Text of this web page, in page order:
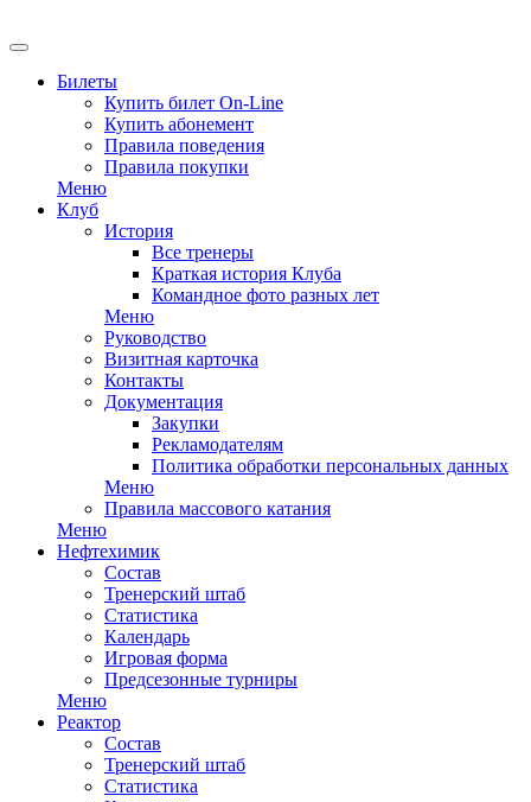
Билеты
Купить билет On-Line
Купить абонемент
Правила поведения
Правила покупки
Меню
Клуб
История
Все тренеры
Краткая история Клуба
Командное фото разных лет
Меню
Руководство
Визитная карточка
Контакты
Документация
Закупки
Рекламодателям
Политика обработки персональных данных
Меню
Правила массового катания
Меню
Нефтехимик
Состав
Тренерский штаб
Статистика
Календарь
Игровая форма
Предсезонные турниры
Меню
Реактор
Состав
Тренерский штаб
Статистика